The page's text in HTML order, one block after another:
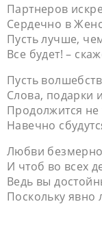
Партнеров
Сердечно в
Пусть лучше,
Все будет! –
Пусть
Слова, подарки
Продолжится не
Навечно
Любви
И чтоб во всех
Ведь вы
Поскольку явно